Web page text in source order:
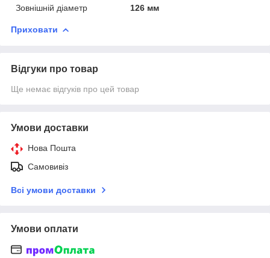
Зовнішній діаметр
126 мм
Приховати
Відгуки про товар
Ще немає відгуків про цей товар
Умови доставки
Нова Пошта
Самовивіз
Всі умови доставки
Умови оплати